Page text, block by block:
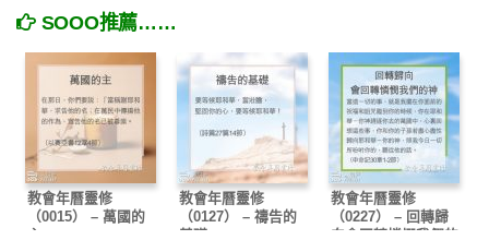
SOOO推薦……
教會年曆靈修
（0015） – 萬國的
主
教會年曆靈修
（0127） – 禱告的
基礎
教會年曆靈修
（0227） – 回轉歸
向會回轉憐憫我們的